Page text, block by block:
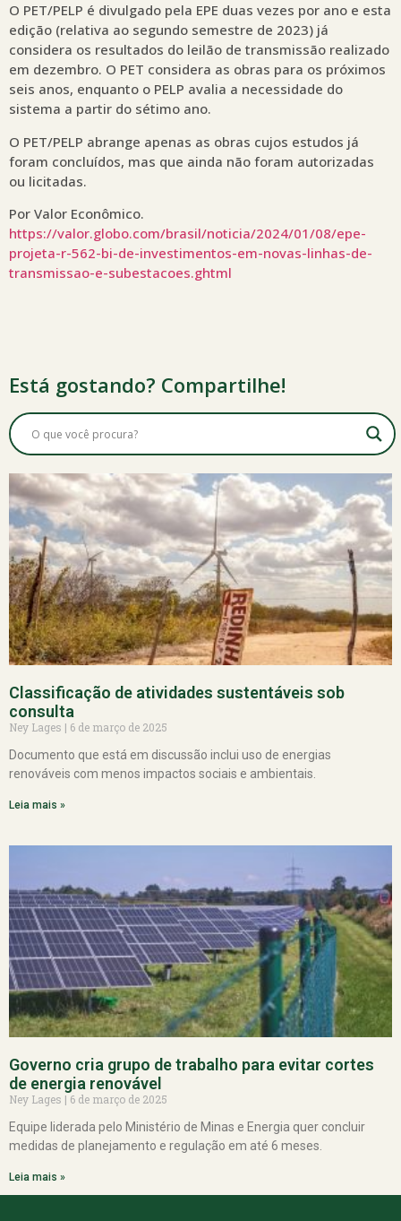
O PET/PELP é divulgado pela EPE duas vezes por ano e esta
edição (relativa ao segundo semestre de 2023) já
considera os resultados do leilão de transmissão realizado
em dezembro. O PET considera as obras para os próximos
seis anos, enquanto o PELP avalia a necessidade do
sistema a partir do sétimo ano.
O PET/PELP abrange apenas as obras cujos estudos já
foram concluídos, mas que ainda não foram autorizadas
ou licitadas.
Por Valor Econômico.
https://valor.globo.com/brasil/noticia/2024/01/08/epe-
projeta-r-562-bi-de-investimentos-em-novas-linhas-de-
transmissao-e-subestacoes.ghtml
Está gostando? Compartilhe!
Classificação de atividades sustentáveis sob
consulta
Ney Lages
6 de março de 2025
Documento que está em discussão inclui uso de energias
renováveis com menos impactos sociais e ambientais.
Leia mais »
Governo cria grupo de trabalho para evitar cortes
de energia renovável
Ney Lages
6 de março de 2025
Equipe liderada pelo Ministério de Minas e Energia quer concluir
medidas de planejamento e regulação em até 6 meses.
Leia mais »